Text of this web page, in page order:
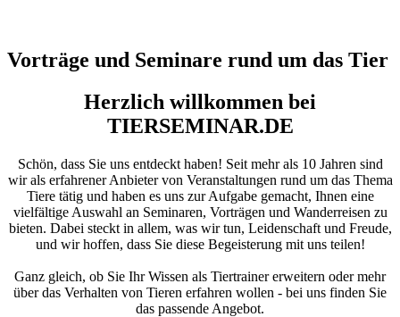
Vorträge und Seminare rund um das Tier
Herzlich willkommen bei
TIERSEMINAR.DE
Schön, dass Sie uns entdeckt haben! Seit mehr als 10 Jahren sind
wir als erfahrener Anbieter von Veranstaltungen rund um das Thema
Tiere tätig und haben es uns zur Aufgabe gemacht, Ihnen eine
vielfältige Auswahl an Seminaren, Vorträgen und Wanderreisen zu
bieten. Dabei steckt in allem, was wir tun, Leidenschaft und Freude,
und wir hoffen, dass Sie diese Begeisterung mit uns teilen!
Ganz gleich, ob Sie Ihr Wissen als Tiertrainer erweitern oder mehr
über das Verhalten von Tieren erfahren wollen - bei uns finden Sie
das passende Angebot.